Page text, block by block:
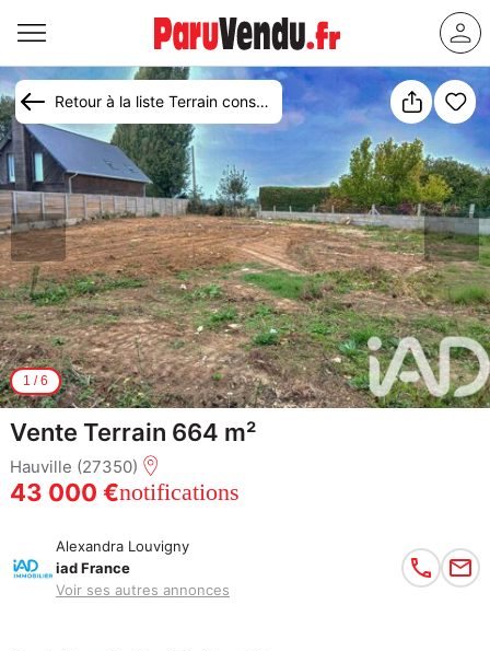
Retour à la liste Terrain constructible à vendre Hauville
1 /6
Vente Terrain 664 m²
Hauville (27350)
43 000 €notifications
Alexandra Louvigny
iad France
Voir ses autres annonces